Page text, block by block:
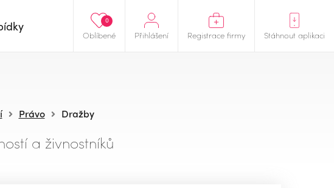
Oblíbené
0
Přihlášení Registrace firmy Stáhnout aplikaci
Právo Dražby
a živnostníků